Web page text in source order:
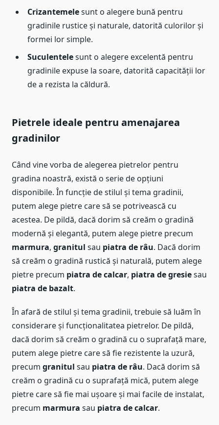
Crizantemelesunt o alegere bună pentru
gradinile rustice și naturale, datorită culorilor și
formei lor simple.
Suculentelesunt o alegere excelentă pentru
gradinile expuse la soare, datorită capacității lor
de a rezista la căldură.
Pietrele ideale pentru amenajarea
gradinilor
Când vine vorba de alegerea pietrelor pentru
gradina noastră, există o serie de opțiuni
disponibile. În funcție de stilul și tema gradinii,
putem alege pietre care să se potrivească cu
acestea. De pildă, dacă dorim să creăm o gradină
modernă și elegantă, putem alege pietre precum
marmura, granitul sau piatra de râu. Dacă dorim
să creăm o gradină rustică și naturală, putem alege
pietre precum piatra de calcar, piatra de gresiesau
piatra de bazalt.
În afară de stilul și tema gradinii, trebuie să luăm în
considerare și funcționalitatea pietrelor. De pildă,
dacă dorim să creăm o gradină cu o suprafață mare,
putem alege pietre care să fie rezistente la uzură,
precum granitul sau piatra de râu. Dacă dorim să
creăm o gradină cu o suprafață mică, putem alege
pietre care să fie mai ușoare și mai facile de instalat,
precum marmura sau piatra de calcar.